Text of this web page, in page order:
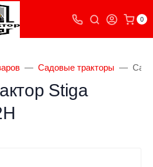
0
Садовые тракторы
Stiga